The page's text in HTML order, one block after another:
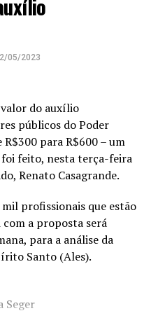
contaminação por
para evitar casos graves
as doses contra a
critérios antes de
sangue.
a Coronavac, é
é de sete dias.
05/2023
do auxílio
públicos do Poder
para R$600 – um
foi feito, nesta terça-feira
Renato Casagrande.
profissionais que estão
a proposta será
para a análise da
Santo (Ales).
Seger